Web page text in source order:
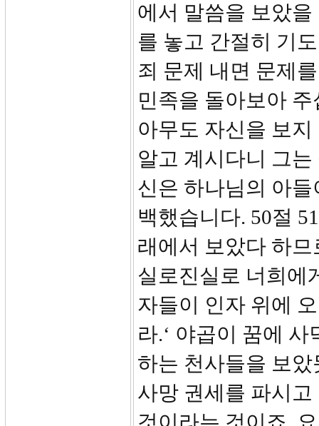
에서 말씀을 보았
를 놓고 간절히 기
죄 문제 내면 문제
민족을 돌아보아
아무도 자신을 보
알고 계시다니 그
신은 하나님의 아
백했습니다. 50절
래에서 보았다 하
실로진실로 너희에
자들이 인자 위에
라.‘ 야곱이 꿈에
하는 천사들을 보
사망 권세를 파시